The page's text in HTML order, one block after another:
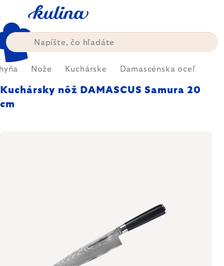
obsah
Nože Kuchárske Damascénska oceľ
Kuchársky nôž DAMASCUS Samura 20
cm